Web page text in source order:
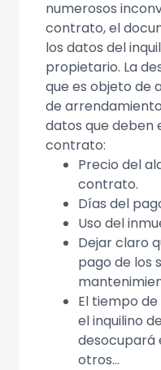
numerosos
contrato, el
los datos del
propietario. La
que es objeto de
de
datos que deben
contrato:
Precio del
contrato.
Días del
Uso del
Dejar claro
pago de los
El tiempo
el inquilino
desocupará
otros...